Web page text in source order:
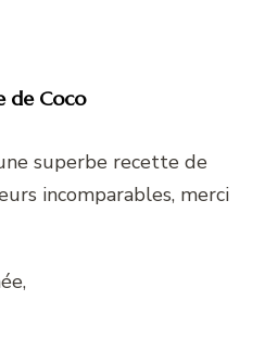
de Coco
superbe recette de
incomparables, merci